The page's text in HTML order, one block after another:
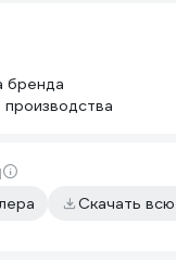
бренда
Скачать